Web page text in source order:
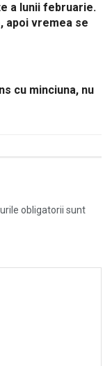
a lunii februarie.
apoi vremea se
cu minciuna, nu
obligatorii sunt